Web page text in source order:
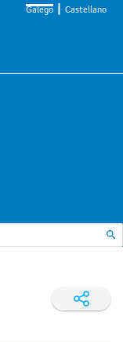
Galego Castellano